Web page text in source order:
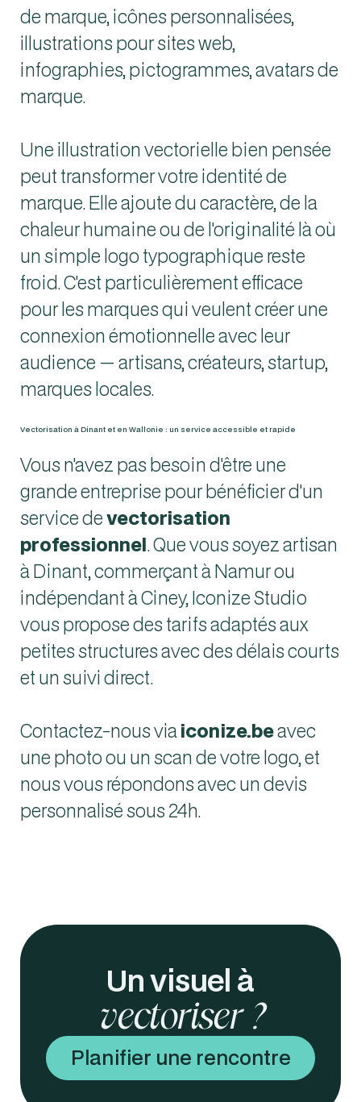
de marque, icônes personnalisées,
illustrations pour sites web,
infographies, pictogrammes, avatars de
marque.
Une illustration vectorielle bien pensée
peut transformer votre identité de
marque. Elle ajoute du caractère, de la
chaleur humaine ou de l'originalité là où
un simple logo typographique reste
froid. C'est particulièrement efficace
pour les marques qui veulent créer une
connexion émotionnelle avec leur
audience — artisans, créateurs, startup,
marques locales.
Vectorisation à Dinant et en Wallonie : un service accessible et rapide
Vous n'avez pas besoin d'être une
grande entreprise pour bénéficier d'un
service devectorisation
professionnel. Que vous soyez artisan
à Dinant, commerçant à Namur ou
indépendant à Ciney, Iconize Studio
vous propose des tarifs adaptés aux
petites structures avec des délais courts
et un suivi direct.
Contactez-nous viaiconize.beavec
une photo ou un scan de votre logo, et
nous vous répondons avec un devis
personnalisé sous 24h.
Un visuel à
vectoriser ?
Planifier une rencontre